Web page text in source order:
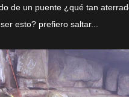
ser esto? prefiero saltar...